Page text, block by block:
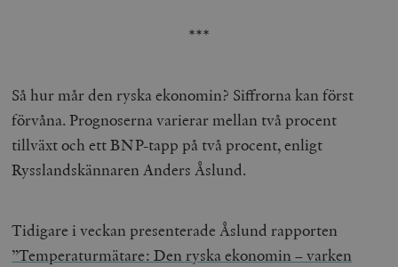
***
Så hur mår den ryska ekonomin? Siffrorna kan först
förvåna. Prognoserna varierar mellan två procent
tillväxt och ett BNP-tapp på två procent, enligt
Rysslandskännaren Anders Åslund.
Tidigare i veckan presenterade Åslund rapporten
”Temperaturmätare: Den ryska ekonomin – varken